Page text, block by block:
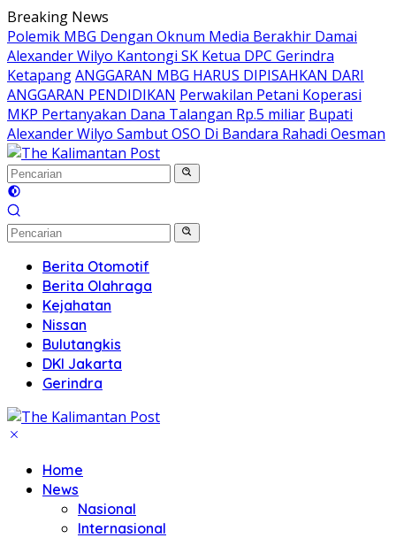
Langsung
ke
konten
Breaking News
Polemik MBG Dengan Oknum Media Berakhir Damai
Alexander Wilyo Kantongi SK Ketua DPC Gerindra
KetapangANGGARAN MBG HARUS DIPISAHKAN DARI
ANGGARAN PENDIDIKAN Perwakilan Petani Koperasi
MKP Pertanyakan Dana Talangan Rp.5 miliar Bupati
Alexander Wilyo Sambut OSO Di Bandara Rahadi Oesman
Berita Otomotif
Berita Olahraga
Kejahatan
Nissan
Bulutangkis
DKI Jakarta
Gerindra
Home
News
Nasional
Internasional